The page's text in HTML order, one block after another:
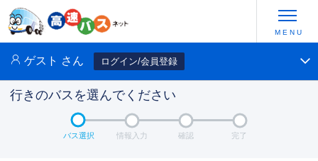
ゲスト さん ログイン/会員登録
行きのバスを選んでください
バス選択 情報入力 確認 完了